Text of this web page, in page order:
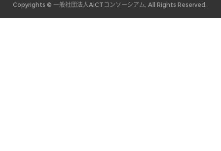
Copyrights © 一般社団法人AiCTコンソーシアム, All Rights Reserved.